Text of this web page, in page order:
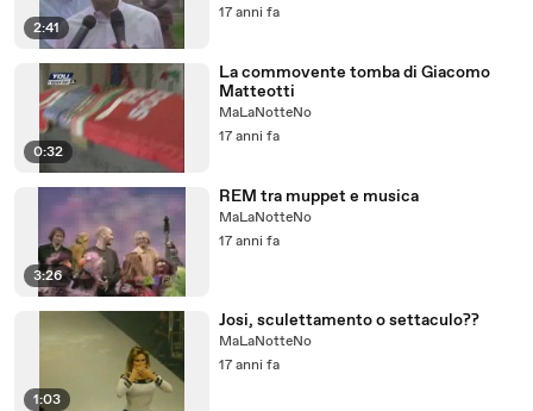
2:41
17 anni fa
0:32
La commovente tomba di Giacomo
Matteotti
MaLaNotteNo
17 anni fa
3:26
REM tra muppet e musica
MaLaNotteNo
17 anni fa
1:03
Josi, sculettamento o settaculo??
MaLaNotteNo
17 anni fa